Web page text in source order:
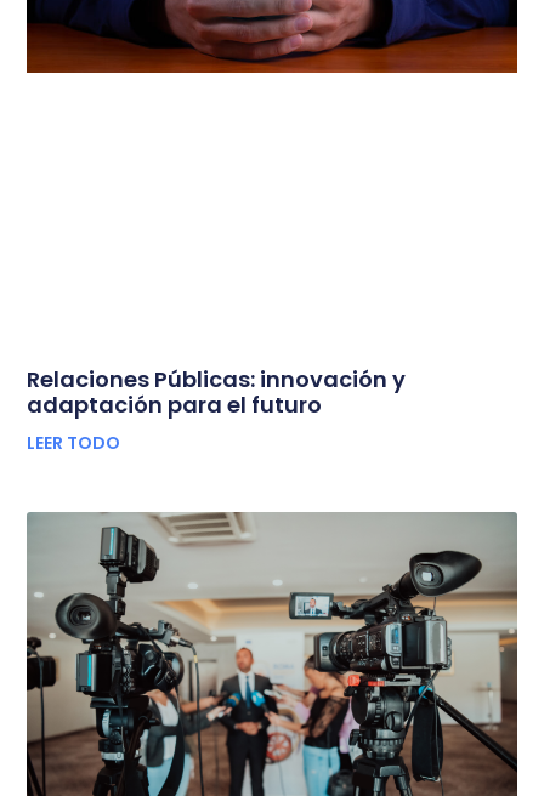
Relaciones Públicas: innovación y
adaptación para el futuro
LEER TODO